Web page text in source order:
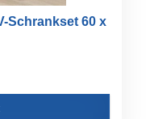
Schrankset 60 x